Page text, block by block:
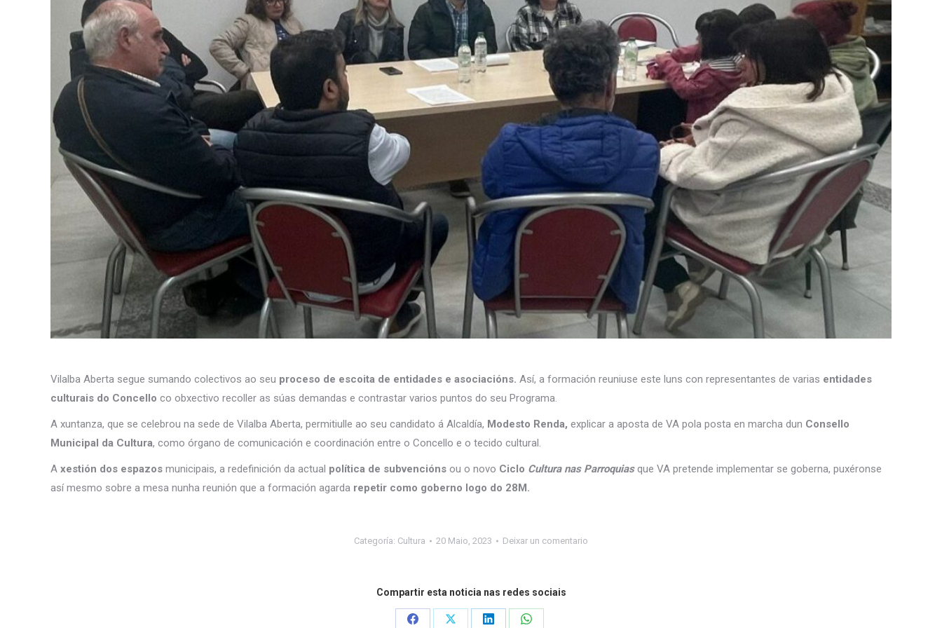
Vilalba Aberta segue sumando colectivos ao seu proceso de escoita de entidades e asociacións. Así, a formación reuniuse este luns con representantes de varias entidades
culturais do Concello co obxectivo recoller as súas demandas e contrastar varios puntos do seu Programa.
A xuntanza, que se celebrou na sede de Vilalba Aberta, permitiulle ao seu candidato á Alcaldía, Modesto Renda, explicar a aposta de VA pola posta en marcha dun Consello
Municipal da Cultura, como órgano de comunicación e coordinación entre o Concello e o tecido cultural.
A xestión dos espazos municipais, a redefinición da actual política de subvencións ou o novo Ciclo Cultura nas Parroquiasque VA pretende implementar se goberna, puxéronse
así mesmo sobre a mesa nunha reunión que a formación agarda repetir como goberno logo do 28M.
Categoría: Cultura 20 Maio, 2023 Deixar un comentario
Compartir esta noticia nas redes sociais